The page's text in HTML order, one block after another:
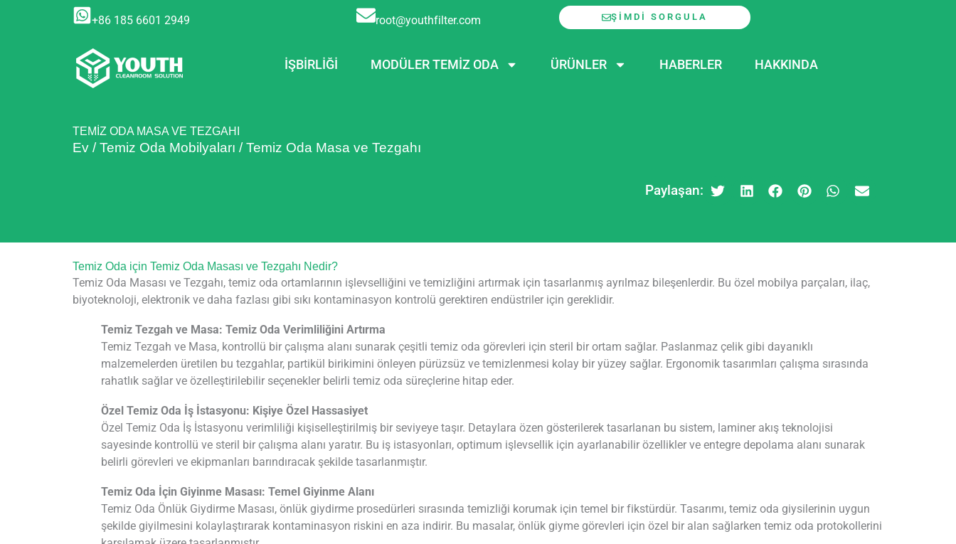
+86 185 6601 2949 root@youthfilter.com ŞIMDI SORGULA
İŞBIRLIĞI MODÜLER TEMIZ ODA ÜRÜNLER HABERLER HAKKINDA
TEMIZ ODA MASA VE TEZGAHI
Ev /Temiz Oda Mobilyaları /Temiz Oda Masa ve Tezgahı
Paylaşan:
Temiz Oda için Temiz Oda Masası ve Tezgahı Nedir?
Temiz Oda Masası ve Tezgahı, temiz oda ortamlarının işlevselliğini ve temizliğini artırmak için tasarlanmış ayrılmaz bileşenlerdir. Bu özel mobilya parçaları, ilaç,
biyoteknoloji, elektronik ve daha fazlası gibi sıkı kontaminasyon kontrolü gerektiren endüstriler için gereklidir.
Temiz Tezgah ve Masa: Temiz Oda Verimliliğini Artırma
Temiz Tezgah ve Masa, kontrollü bir çalışma alanı sunarak çeşitli temiz oda görevleri için steril bir ortam sağlar. Paslanmaz çelik gibi dayanıklı
malzemelerden üretilen bu tezgahlar, partikül birikimini önleyen pürüzsüz ve temizlenmesi kolay bir yüzey sağlar. Ergonomik tasarımları çalışma sırasında
rahatlık sağlar ve özelleştirilebilir seçenekler belirli temiz oda süreçlerine hitap eder.
Özel Temiz Oda İş İstasyonu: Kişiye Özel Hassasiyet
Özel Temiz Oda İş İstasyonu verimliliği kişiselleştirilmiş bir seviyeye taşır. Detaylara özen gösterilerek tasarlanan bu sistem, laminer akış teknolojisi
sayesinde kontrollü ve steril bir çalışma alanı yaratır. Bu iş istasyonları, optimum işlevsellik için ayarlanabilir özellikler ve entegre depolama alanı sunarak
belirli görevleri ve ekipmanları barındıracak şekilde tasarlanmıştır.
Temiz Oda İçin Giyinme Masası: Temel Giyinme Alanı
Temiz Oda Önlük Giydirme Masası, önlük giydirme prosedürleri sırasında temizliği korumak için temel bir fikstürdür. Tasarımı, temiz oda giysilerinin uygun
şekilde giyilmesini kolaylaştırarak kontaminasyon riskini en aza indirir. Bu masalar, önlük giyme görevleri için özel bir alan sağlarken temiz oda protokollerini